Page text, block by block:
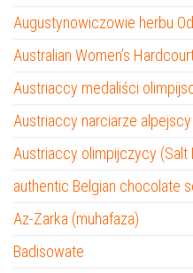
Augustynowiczowie herbu
Australian Women’s
Austriaccy medaliści
Austriaccy narciarze alpejscy
Austriaccy olimpijczycy (Salt
authentic Belgian chocolate
Az-Zarka (muhafaza)
Badisowate